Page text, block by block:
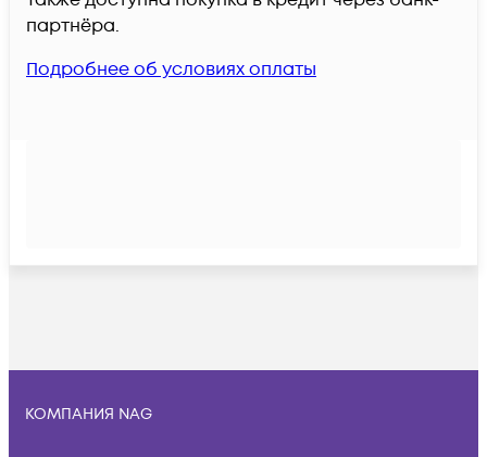
партнёра.
Подробнее об условиях оплаты
КОМПАНИЯ NAG